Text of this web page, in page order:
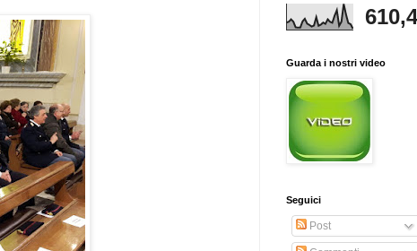
Guarda i nostri video
Seguici
Post